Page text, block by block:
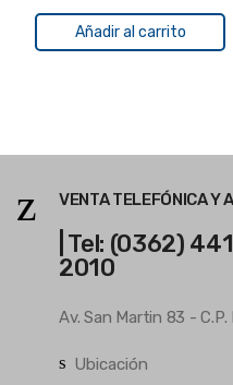
Añadir al carrito
VENTA TELEFÓNICA Y
| Tel: (0362)
2010
Av. San Martin 83 -
Ubicación